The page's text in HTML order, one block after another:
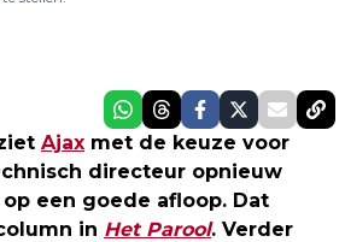
Ajax met de keuze voor
directeur opnieuw
een goede afloop. Dat
in Het Parool. Verder